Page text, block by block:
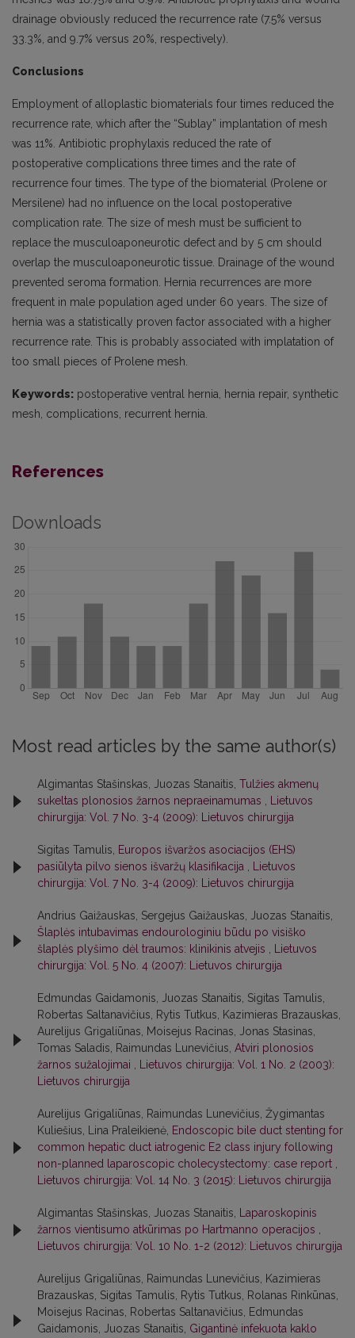
drainage obviously reduced the recurrence rate (7.5% versus
33.3%, and 9.7% versus 20%, respectively).
Conclusions
Employment of alloplastic biomaterials four times reduced the
recurrence rate, which after the “Sublay” implantation of mesh
was 11%. Antibiotic prophylaxis reduced the rate of
postoperative complications three times and the rate of
recurrence four times. The type of the biomaterial (Prolene or
Mersilene) had no influence on the local postoperative
complication rate. The size of mesh must be sufficient to
replace the musculoaponeurotic defect and by 5 cm should
overlap the musculoaponeurotic tissue. Drainage of the wound
prevented seroma formation. Hernia recurrences are more
frequent in male population aged under 60 years. The size of
hernia was a statistically proven factor associated with a higher
recurrence rate. This is probably associated with implatation of
too small pieces of Prolene mesh.
Keywords: postoperative ventral hernia, hernia repair, synthetic
mesh, complications, recurrent hernia.
References
Downloads
Most read articles by the same author(s)
Algimantas Stašinskas, Juozas Stanaitis, Tulžies akmenų
sukeltas plonosios žarnos nepraeinamumas
Lietuvos
chirurgija: Vol. 7 No. 3-4 (2009): Lietuvos chirurgija
Sigitas Tamulis,
Europos išvaržos asociacijos (EHS)
pasiūlyta pilvo sienos išvaržų klasifikacija
Lietuvos
chirurgija: Vol. 7 No. 3-4 (2009): Lietuvos chirurgija
Andrius Gaižauskas, Sergejus Gaižauskas, Juozas Stanaitis,
Šlaplės intubavimas endourologiniu būdu po visiško
šlaplės plyšimo dėl traumos: klinikinis atvejis
Lietuvos
chirurgija: Vol. 5 No. 4 (2007): Lietuvos chirurgija
Edmundas Gaidamonis, Juozas Stanaitis, Sigitas Tamulis,
Robertas Saltanavičius, Rytis Tutkus, Kazimieras Brazauskas,
Aurelijus Grigaliūnas, Moisejus Racinas, Jonas Stasinas,
Tomas Saladis, Raimundas Lunevičius, Atviri plonosios
žarnos sužalojimai
Lietuvos chirurgija: Vol. 1 No. 2 (2003):
Lietuvos chirurgija
Aurelijus Grigaliūnas, Raimundas Lunevičius, Žygimantas
Kuliešius, Lina Praleikienė, Endoscopic bile duct stenting for
common hepatic duct iatrogenic E2 class injury following
non-planned laparoscopic cholecystectomy: case report
Lietuvos chirurgija: Vol. 14 No. 3 (2015): Lietuvos chirurgija
Algimantas Stašinskas, Juozas Stanaitis,
Laparoskopinis
žarnos vientisumo atkūrimas po Hartmanno operacijos
Lietuvos chirurgija: Vol. 10 No. 1-2 (2012): Lietuvos chirurgija
Aurelijus Grigaliūnas, Raimundas Lunevičius, Kazimieras
Brazauskas, Sigitas Tamulis, Rytis Tutkus, Rolanas Rinkūnas,
Moisejus Racinas, Robertas Saltanavičius, Edmundas
Gaidamonis, Juozas Stanaitis, Gigantinė infekuota kaklo